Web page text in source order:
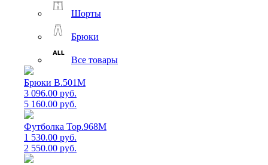
Шорты
Брюки
Все товары
Брюки B.501M
3 096.00 руб.
5 160.00 руб.
Футболка Top.968M
1 530.00 руб.
2 550.00 руб.